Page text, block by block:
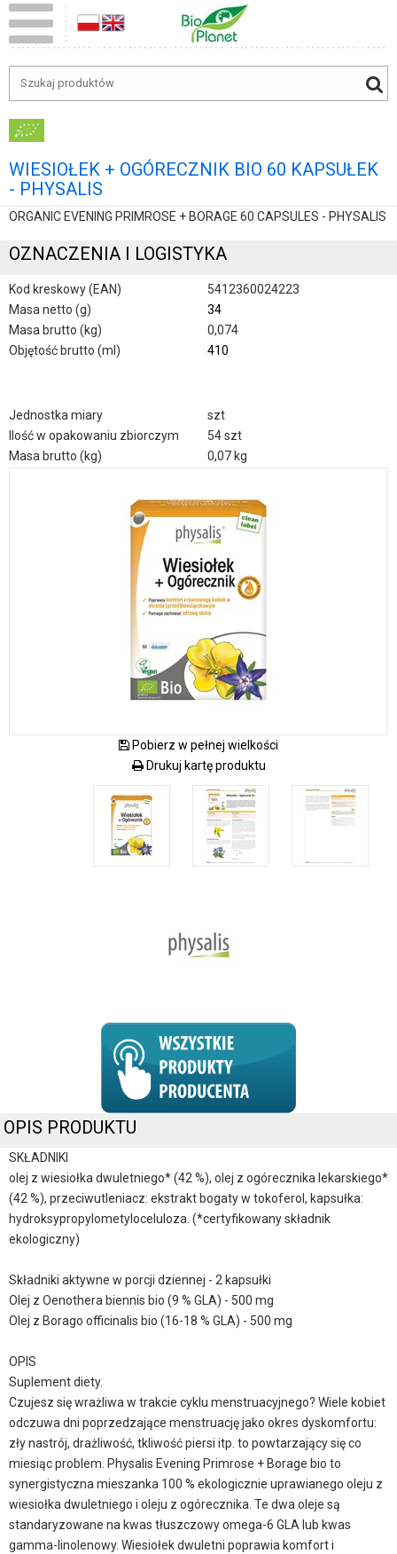
WIESIOŁEK + OGÓRECZNIK BIO 60 KAPSUŁEK
- PHYSALIS
ORGANIC EVENING PRIMROSE + BORAGE 60 CAPSULES - PHYSALIS
OZNACZENIA I LOGISTYKA
Kod kreskowy (EAN)
5412360024223
Masa netto (g)
34
Masa brutto (kg)
0,074
Objętość brutto (ml)
410
Jednostka miary
szt
Ilość w opakowaniu zbiorczym
54 szt
Masa brutto (kg)
0,07 kg
Pobierz w pełnej wielkości
Drukuj kartę produktu
OPIS PRODUKTU
SKŁADNIKI
olej z wiesiołka dwuletniego* (42 %), olej z ogórecznika lekarskiego*
(42 %), przeciwutleniacz: ekstrakt bogaty w tokoferol, kapsułka:
hydroksypropylometyloceluloza. (*certyfikowany składnik
ekologiczny)
Składniki aktywne w porcji dziennej - 2 kapsułki
Olej z Oenothera biennis bio (9 % GLA) - 500 mg
Olej z Borago officinalis bio (16-18 % GLA) - 500 mg
OPIS
Suplement diety.
Czujesz się wrażliwa w trakcie cyklu menstruacyjnego? Wiele kobiet
odczuwa dni poprzedzające menstruację jako okres dyskomfortu:
zły nastrój, drażliwość, tkliwość piersi itp. to powtarzający się co
miesiąc problem. Physalis Evening Primrose + Borage bio to
synergistyczna mieszanka 100 % ekologicznie uprawianego oleju z
wiesiołka dwuletniego i oleju z ogórecznika. Te dwa oleje są
standaryzowane na kwas tłuszczowy omega-6 GLA lub kwas
gamma-linolenowy. Wiesiołek dwuletni poprawia komfort i